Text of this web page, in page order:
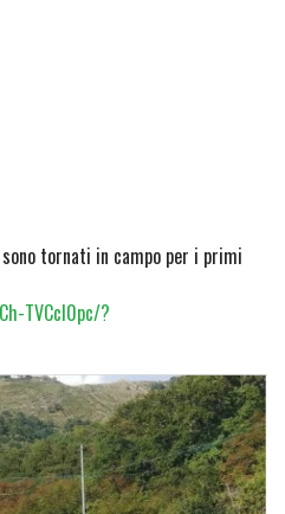
tornati in campo per i primi
TVCcI0pc/?